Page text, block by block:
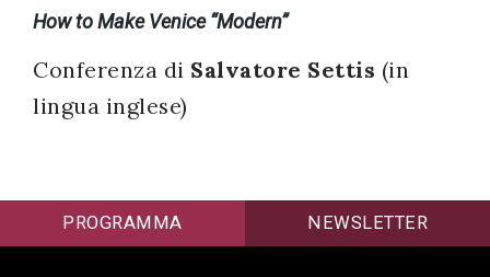
How to Make Venice “Modern”
Conferenza di Salvatore Settis (in
lingua inglese)
legislativo
successo!
PROGRAMMA NEWSLETTER